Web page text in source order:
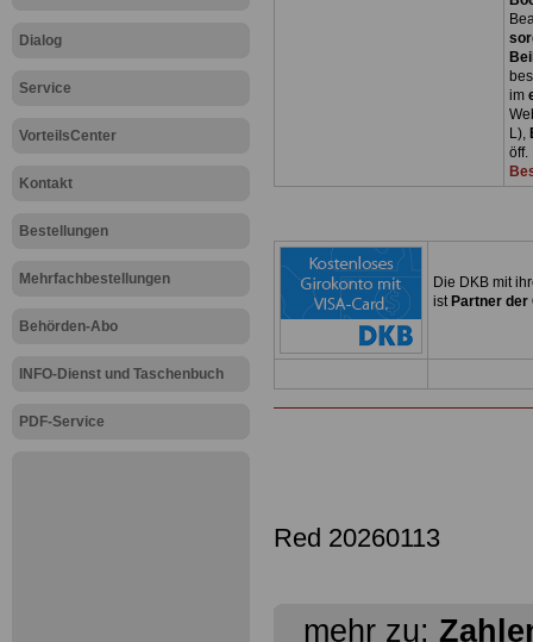
Dialog
Service
VorteilsCenter
Kontakt
Bestellungen
Mehrfachbestellungen
Behörden-Abo
INFO-Dienst und Taschenbuch
PDF-Service
im
L),
öff.
Die DKB mit
ist Partner der
Red 20260113
mehr zu: